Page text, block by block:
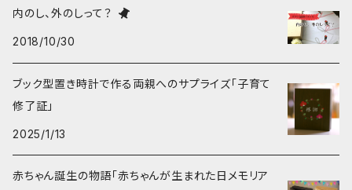
内のし、外のしって？
2018/10/30
ブック型置き時計で作る両親へのサプライズ「子育て
修了証」
2025/1/13
赤ちゃん誕生の物語「赤ちゃんが生まれた日メモリア